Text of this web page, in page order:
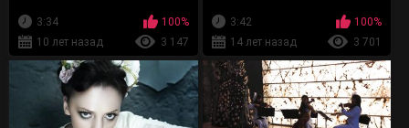
3:34
100%
10 лет назад
3 147
3:42
100%
14 лет назад
3 701